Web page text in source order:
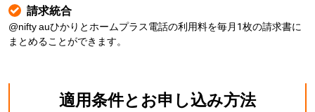
請求統合
@nifty auひかりとホームプラス電話の利用料を毎月1枚の請求書に
まとめることができます。
適用条件とお申し込み方法